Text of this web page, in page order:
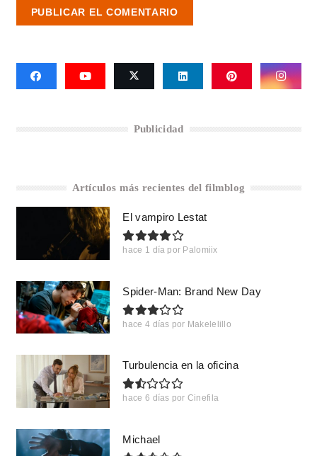
PUBLICAR EL COMENTARIO
Publicidad
Artículos más recientes del filmblog
El vampiro Lestat
hace 1 día por Palomiix
Spider-Man: Brand New Day
hace 4 días por Makelelillo
Turbulencia en la oficina
hace 6 días por Cinefila
Michael